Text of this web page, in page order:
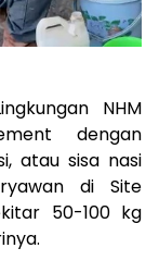
NHM
dengan
atau sisa nasi
di Site
50-100 kg